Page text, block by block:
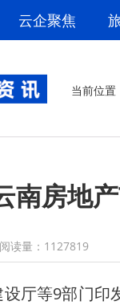
云企聚焦
当前位置
南房地
阅读量： 1127819
等9部门印